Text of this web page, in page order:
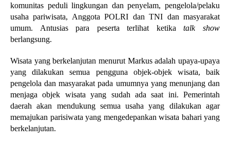
komunitas peduli lingkungan dan penyelam, pengelola/pelaku
usaha pariwisata, Anggota POLRI dan TNI dan masyarakat
umum. Antusias para peserta terlihat ketikatalk show
berlangsung.
Wisata yang berkelanjutan menurut Markus adalah upaya-upaya
yang dilakukan semua pengguna objek-objek wisata, baik
pengelola dan masyarakat pada umumnya yang menunjang dan
menjaga objek wisata yang sudah ada saat ini. Pemerintah
daerah akan mendukung semua usaha yang dilakukan agar
memajukan parisiwata yang mengedepankan wisata bahari yang
berkelanjutan.